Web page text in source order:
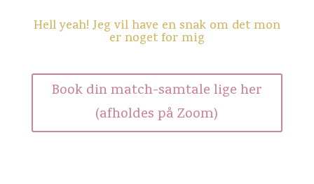
Hell yeah! Jeg vil have en snak om det mon
er noget for mig
Book din match-samtale lige her
(afholdes på Zoom)